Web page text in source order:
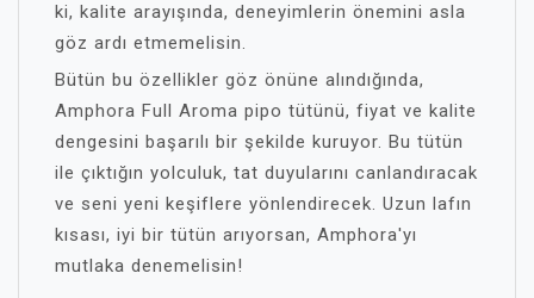
ki, kalite arayışında, deneyimlerin önemini asla
göz ardı etmemelisin.
Bütün bu özellikler göz önüne alındığında,
Amphora Full Aroma pipo tütünü, fiyat ve kalite
dengesini başarılı bir şekilde kuruyor. Bu tütün
ile çıktığın yolculuk, tat duyularını canlandıracak
ve seni yeni keşiflere yönlendirecek. Uzun lafın
kısası, iyi bir tütün arıyorsan, Amphora'yı
mutlaka denemelisin!